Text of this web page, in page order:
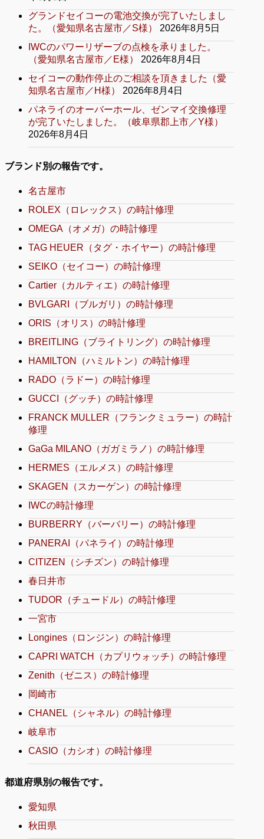
グランドセイコーの電池交換が完了いたしまし
た。（愛知県名古屋市／S様）
2026年8月5日
IWCのパワーリザーブの点検を承りました。
（愛知県名古屋市／E様）
2026年8月4日
セイコーの動作停止のご相談を頂きました（愛
知県名古屋市／H様）
2026年8月4日
パネライのオーバーホール、ゼンマイ交換修理
が完了いたしました。（岐阜県郡上市／Y様）
2026年8月4日
ブランド別の報告です。
名古屋市
ROLEX（ロレックス）の時計修理
OMEGA（オメガ）の時計修理
TAG HEUER（タグ・ホイヤー）の時計修理
SEIKO（セイコー）の時計修理
Cartier（カルティエ）の時計修理
BVLGARI（ブルガリ）の時計修理
ORIS（オリス）の時計修理
BREITLING（ブライトリング）の時計修理
HAMILTON（ハミルトン）の時計修理
RADO（ラドー）の時計修理
GUCCI（グッチ）の時計修理
FRANCK MULLER（フランクミュラー）の時計
修理
GaGa MILANO（ガガミラノ）の時計修理
HERMES（エルメス）の時計修理
SKAGEN（スカーゲン）の時計修理
IWCの時計修理
BURBERRY（バーバリー）の時計修理
PANERAI（パネライ）の時計修理
CITIZEN（シチズン）の時計修理
春日井市
TUDOR（チュードル）の時計修理
一宮市
Longines（ロンジン）の時計修理
CAPRI WATCH（カプリウォッチ）の時計修理
Zenith（ゼニス）の時計修理
岡崎市
CHANEL（シャネル）の時計修理
岐阜市
CASIO（カシオ）の時計修理
都道府県別の報告です。
愛知県
秋田県